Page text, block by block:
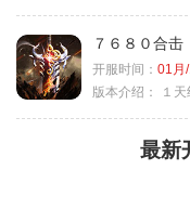
７６８０合击
开服时间： 01月
版本介绍：
１
最新